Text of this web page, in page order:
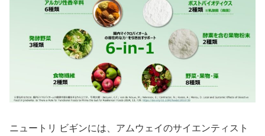
ニュートリ ビギンには、アムウェイのサイエンティスト